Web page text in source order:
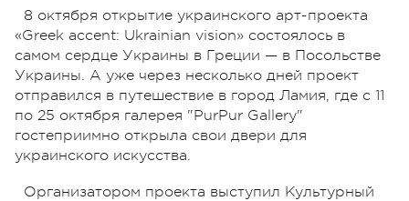
8 октября открытие украинского арт-проекта
«Greek accent: Ukrainian vision» состоялось в
самом сердце Украины в Греции — в Посольстве
Украины. А уже через несколько дней проект
отправился в путешествие в город Ламия, где с 11
по 25 октября галерея "PurPur Gallery"
гостеприимно открыла свои двери для
украинского искусства.
Организатором проекта выступил Культурный